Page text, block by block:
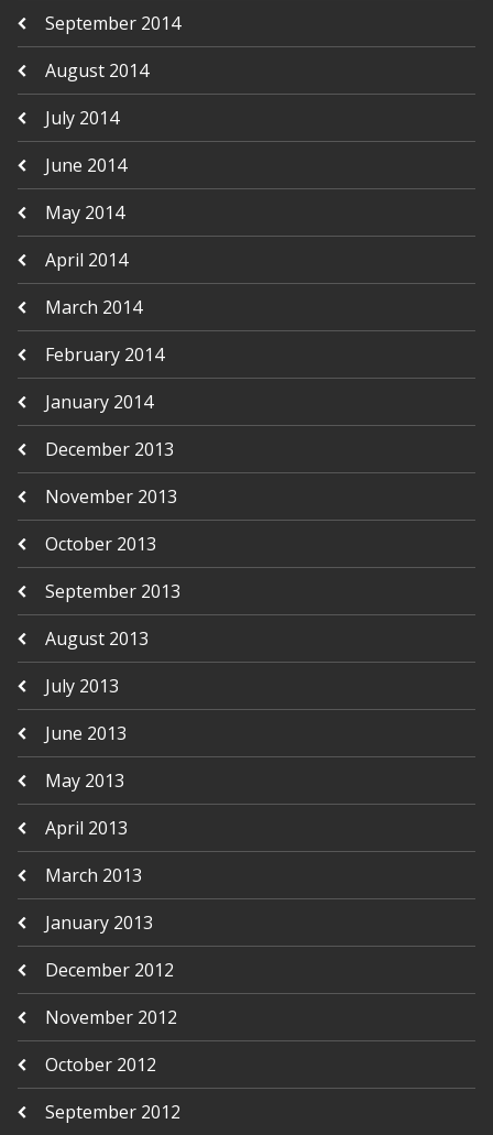
September 2014
August 2014
July 2014
June 2014
May 2014
April 2014
March 2014
February 2014
January 2014
December 2013
November 2013
October 2013
September 2013
August 2013
July 2013
June 2013
May 2013
April 2013
March 2013
January 2013
December 2012
November 2012
October 2012
September 2012